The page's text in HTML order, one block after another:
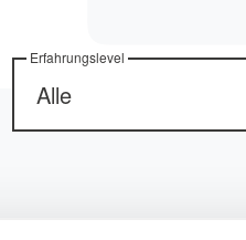
Erfahrungslevel